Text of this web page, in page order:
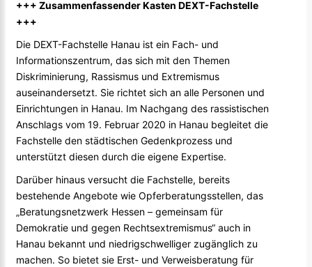
+++ Zusammenfassender Kasten DEXT-Fachstelle
+++
Die DEXT-Fachstelle Hanau ist ein Fach- und
Informationszentrum, das sich mit den Themen
Diskriminierung, Rassismus und Extremismus
auseinandersetzt. Sie richtet sich an alle Personen und
Einrichtungen in Hanau. Im Nachgang des rassistischen
Anschlags vom 19. Februar 2020 in Hanau begleitet die
Fachstelle den städtischen Gedenkprozess und
unterstützt diesen durch die eigene Expertise.
Darüber hinaus versucht die Fachstelle, bereits
bestehende Angebote wie Opferberatungsstellen, das
„Beratungsnetzwerk Hessen – gemeinsam für
Demokratie und gegen Rechtsextremismus“ auch in
Hanau bekannt und niedrigschwelliger zugänglich zu
machen. So bietet sie Erst- und Verweisberatung für